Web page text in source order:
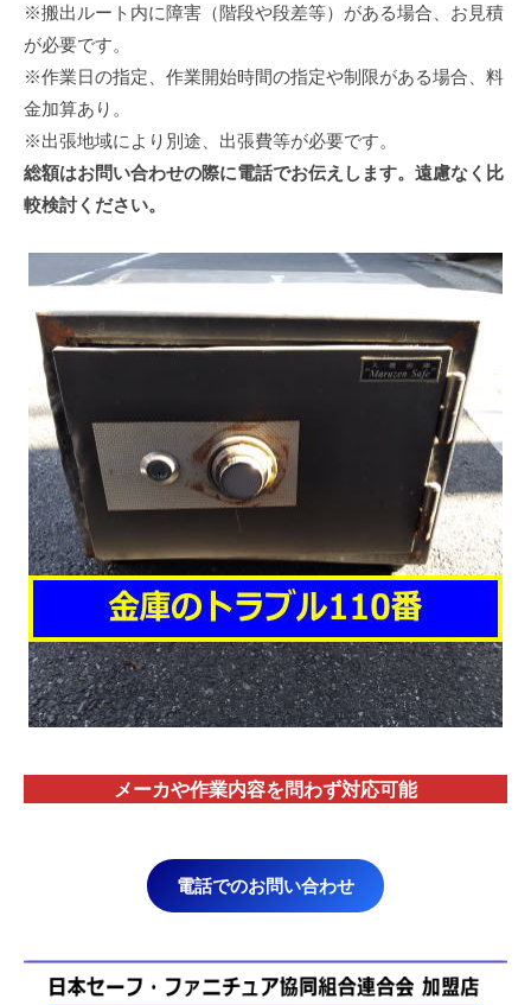
※搬出ルート内に障害（階段や段差等）がある場合、お見積
が必要です。
※作業日の指定、作業開始時間の指定や制限がある場合、料
金加算あり。
※出張地域により別途、出張費等が必要です。
総額はお問い合わせの際に電話でお伝えします。遠慮なく比
較検討ください。
メーカや作業内容を問わず対応可能
電話でのお問い合わせ